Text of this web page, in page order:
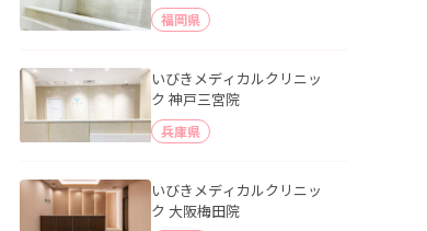
福岡県
いびきメディカルクリニッ
ク 神戸三宮院
兵庫県
いびきメディカルクリニッ
ク 大阪梅田院